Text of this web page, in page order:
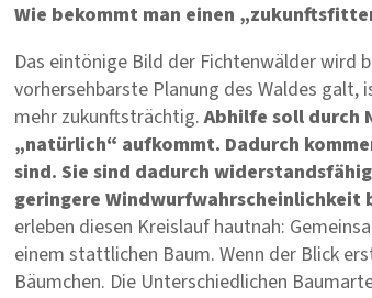
Wie bekommt man einen
Das eintönige Bild der Fichtenwälder wird
vorhersehbarste Planung des Waldes
mehr zukunftsträchtig.Abhilfe soll durch
„natürlich“ aufkommt. Dadurch
sind. Sie sind dadurch
geringere Windwurfwahrscheinlichkeit
erleben diesen Kreislauf hautnah:
einem stattlichen Baum. Wenn der Blick
Bäumchen. Die Unterschiedlichen